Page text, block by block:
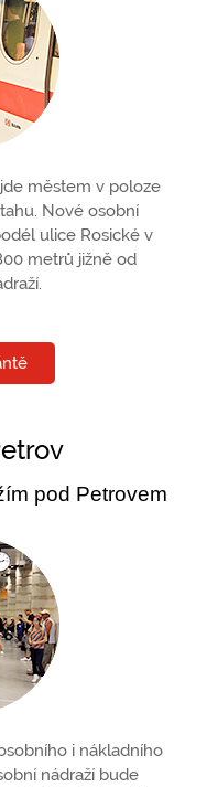
městem v poloze
Nové osobní
ulice Rosické v
metrů jižně od
pod Petrovem
i nákladního
nádraží bude